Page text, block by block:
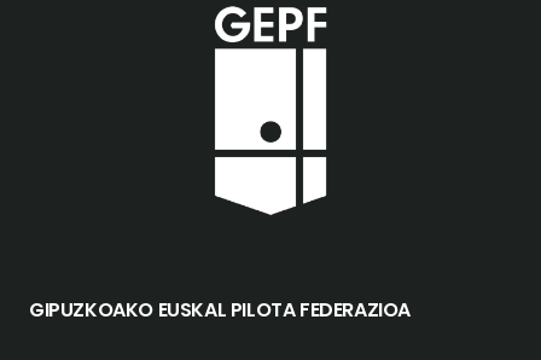
GIPUZKOAKO EUSKAL PILOTA FEDERAZIOA